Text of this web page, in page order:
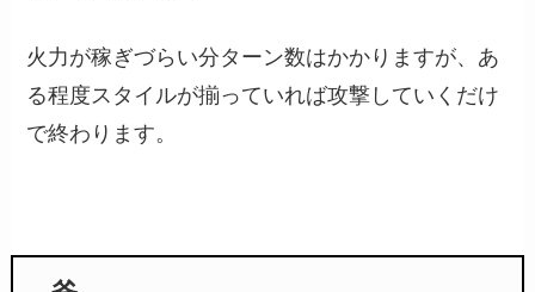
火力が稼ぎづらい分ターン数はかかりますが、あ
る程度スタイルが揃っていれば攻撃していくだけ
で終わります。